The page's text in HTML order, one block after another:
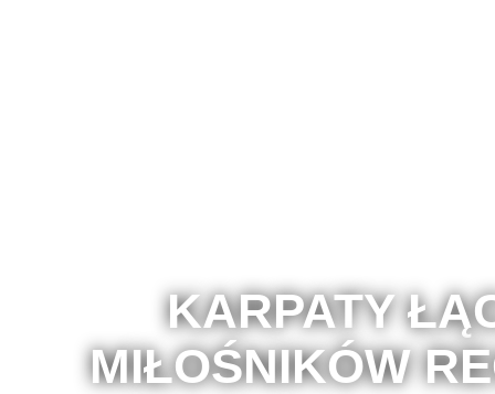
KARPATY
MIŁOŚNIKÓW